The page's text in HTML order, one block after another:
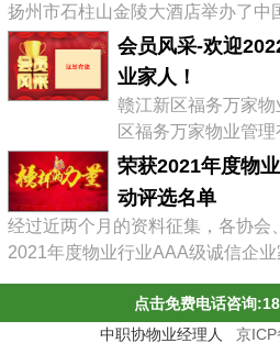
扬州市石柱山金陵大酒店举办了中
人分会第二届会员大会暨物业企业
全国物业协会、物业公司的300多
会长继续连任会长，会议通过《中
法》，并选举出了第二届分会理事
长及名誉会长。 李占军连任...
会员风采-欢迎
业家人！
赣江新区福务万家
区福务万家物业管
03月08日，属赣江
子公司，目前在管
物业管理，文化场
理服务，园区管理服
停车场管理服务，
施管理服务，酒店
务，会议及展览服务
荣获2021年度物
动评选名单
经过近两个月的资料征集，各协会
2021年度物业行业AAA级诚信企
85名；2021年度物业行业优秀总
最具员工幸福感企业43家；2021
点击免费电话咨询
中职协物业经理人 京